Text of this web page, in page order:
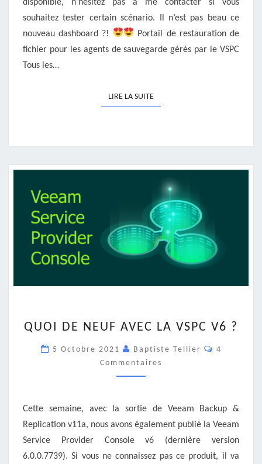
disponible, n’hésitez pas à me contacter si vous
souhaitez tester certain scénario. Il n’est pas beau ce
nouveau dashboard ?!
Portail de restauration de
fichier pour les agents de sauvegarde gérés par le VSPC
Tous les…
LIRE LA SUITELIRE LA SUITE
DE
AVEC
LA
VSPC
?
QUOI DE NEUF AVEC LA VSPC V6 ?
5 Octobre 2021 Baptiste Tellier
4
Commentaires
Cette semaine, avec la sortie de Veeam Backup &
Replication v11a, nous avons également publié la Veeam
Service Provider Console v6 (dernière version
6.0.0.7739). Si vous ne connaissez pas ce produit, il va